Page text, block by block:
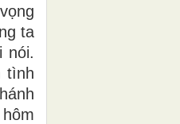
ta
nói.
tình